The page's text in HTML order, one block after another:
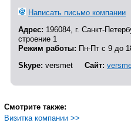
Написать письмо компании
Адрес: 196084, г. Санкт-
строение 1
Режим работы: Пн-Пт с 9 до
Skype: versmet Сайт:
Смотрите также:
Визитка компании >>